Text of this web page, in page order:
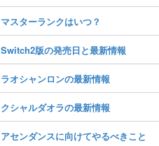
マスターランクはいつ？
Switch2版の発売日と最新情報
ラオシャンロンの最新情報
クシャルダオラの最新情報
アセンダンスに向けてやるべきこと